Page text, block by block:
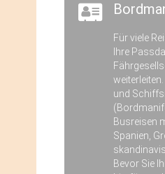
Für viele
Ihre
und
Busreisen
Spanien,
Bevor Sie